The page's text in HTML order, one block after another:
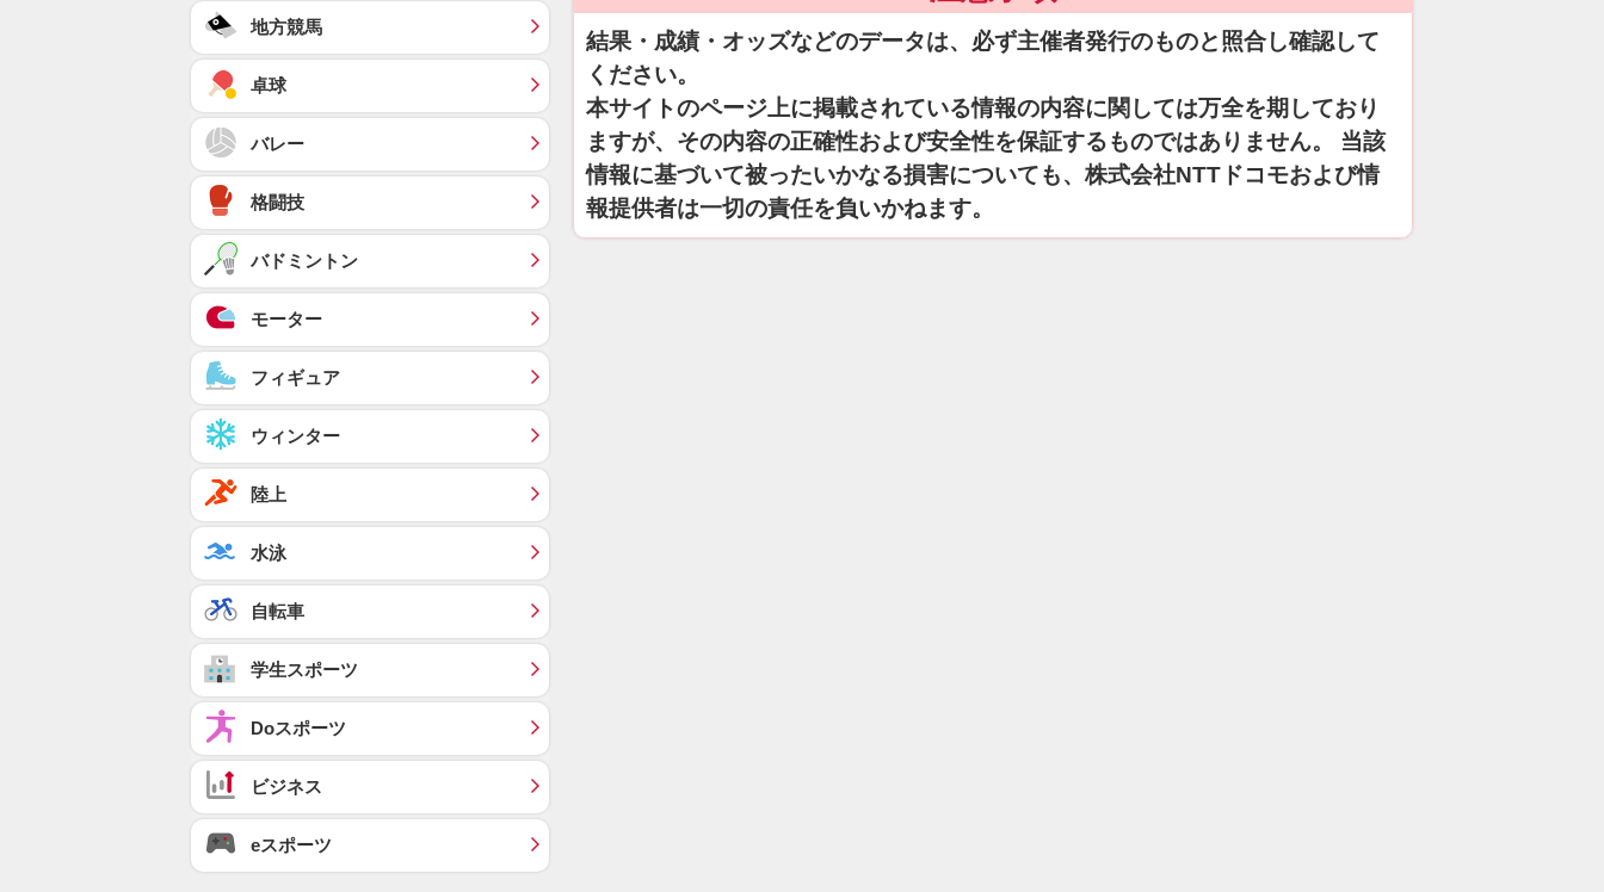
結果・成績・オッズなどのデータは、必ず主催者発行のものと照合し確認して
ください。
本サイトのページ上に掲載されている情報の内容に関しては万全を期しており
ますが、その内容の正確性および安全性を保証するものではありません。 当該
情報に基づいて被ったいかなる損害についても、株式会社NTTドコモおよび情
報提供者は一切の責任を負いかねます。
地方競馬
卓球
バレー
格闘技
バドミントン
モーター
フィギュア
ウィンター
陸上
水泳
自転車
学生スポーツ
Doスポーツ
ビジネス
eスポーツ